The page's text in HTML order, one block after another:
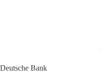
Deutsche Bank